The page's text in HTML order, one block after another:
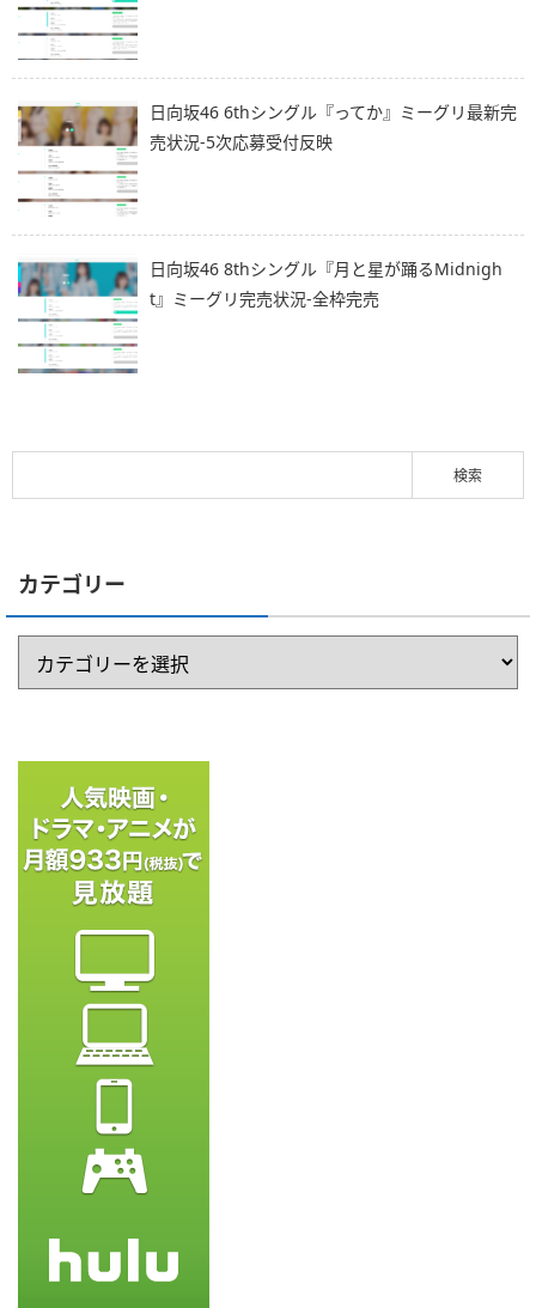
日向坂46 6thシングル『ってか』ミーグリ最新完
売状況-5次応募受付反映
日向坂46 8thシングル『月と星が踊るMidnigh
t』ミーグリ完売状況-全枠完売
カテゴリー